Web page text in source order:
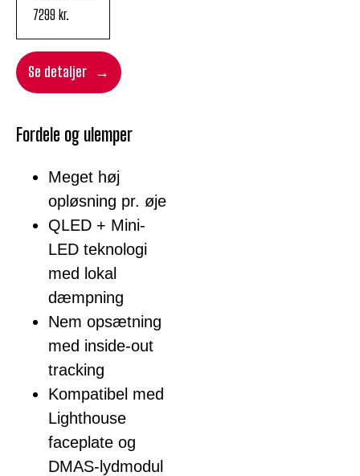
Fordele og ulemper
Meget høj
opløsning pr. øje
QLED + Mini-
LED teknologi
med lokal
dæmpning
Nem opsætning
med inside-out
tracking
Kompatibel med
Lighthouse
faceplate og
DMAS-lydmodul
7299kr.
Se detaljer